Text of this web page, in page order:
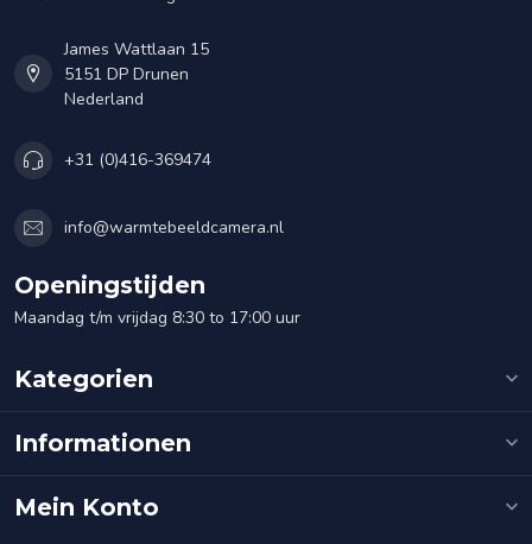
James Wattlaan 15
5151 DP Drunen
Nederland
+31 (0)416-369474
info@warmtebeeldcamera.nl
Openingstijden
Maandag t/m vrijdag 8:30 to 17:00 uur
Kategorien
Informationen
Mein Konto